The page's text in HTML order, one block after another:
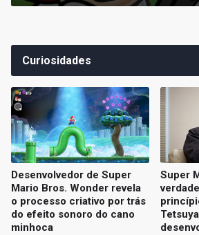
Curiosidades
Desenvolvedor de Super
Mario Bros. Wonder revela
o processo criativo por trás
do efeito sonoro do cano
minhoca
Super